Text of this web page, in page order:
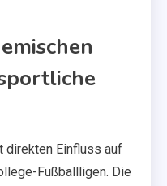
direkten Einfluss auf
Fußballligen. Die